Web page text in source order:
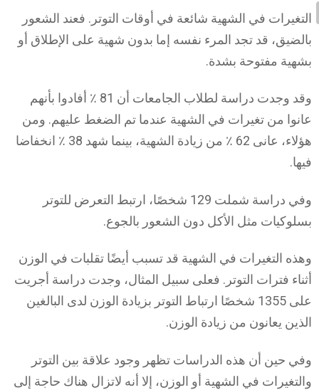
التغيرات في الشهية شائعة في أوقات التوتر. فعند الشعور
بالضيق، قد تجد المرء نفسه إما بدون شهية على الإطلاق أو
بشهية مفتوحة بشدة.
وقد وجدت دراسة لطلاب الجامعات أن 81 ٪ أفادوا بأنهم
عانوا من تغيرات في الشهية عندما تم الضغط عليهم. ومن
هؤلاء، عانى 62 ٪ من زيادة الشهية، بينما شهد 38 ٪ انخفاضا
فيها.
وفي دراسة شملت 129 شخصًا، ارتبط التعرض للتوتر
بسلوكيات مثل الأكل دون الشعور بالجوع.
وهذه التغيرات في الشهية قد تسبب أيضًا تقلبات في الوزن
أثناء فترات التوتر. فعلى سبيل المثال، وجدت دراسة أجريت
على 1355 شخصًا ارتباط التوتر بزيادة الوزن لدى البالغين
الذين يعانون من زيادة الوزن.
وفي حين أن هذه الدراسات تظهر وجود علاقة بين التوتر
والتغيرات في الشهية أو الوزن، إلا أنه لاتزال هناك حاجة إلى